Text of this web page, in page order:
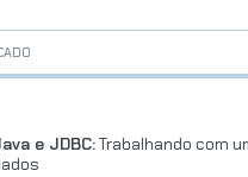
e JDBC:Trabalhando com